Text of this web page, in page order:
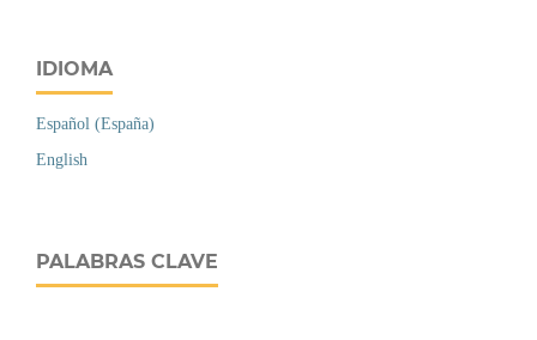
IDIOMA
Español (España)
English
PALABRAS CLAVE